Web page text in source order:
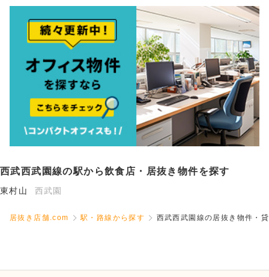
西武西武園線の駅から飲食店・居抜き物件を探す
東村山 西武園
居抜き店舗.com 駅・路線から探す 西武西武園線の居抜き物件・